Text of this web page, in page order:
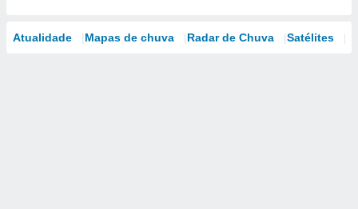
Atualidade Mapas de chuva Radar de Chuva Satélites